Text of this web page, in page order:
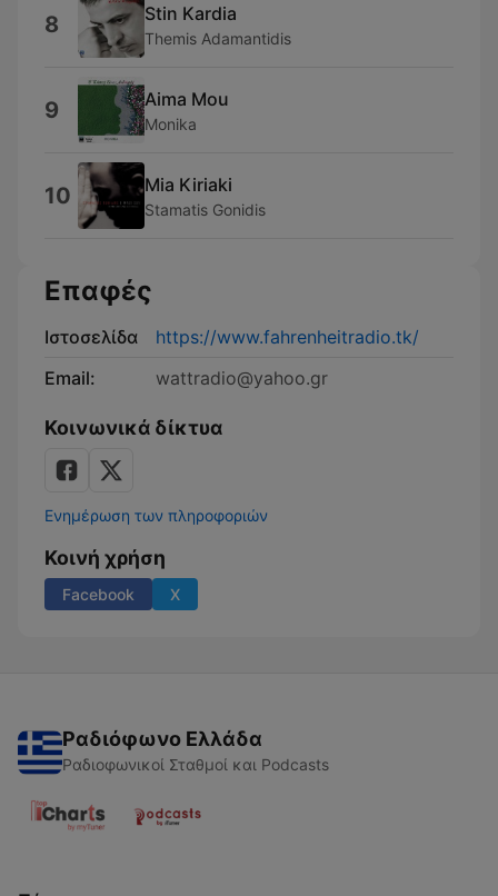
8 Stin Kardia
Themis Adamantidis
9 Aima Mou
Monika
10 Mia Kiriaki
Stamatis Gonidis
Επαφές
Ιστοσελίδα
https://www.fahrenheitradio.tk/
Email:
wattradio@yahoo.gr
Κοινωνικά δίκτυα
Ενημέρωση των πληροφοριών
Κοινή χρήση
Facebook X
Ραδιόφωνο Ελλάδα
Ραδιοφωνικοί Σταθμοί και Podcasts